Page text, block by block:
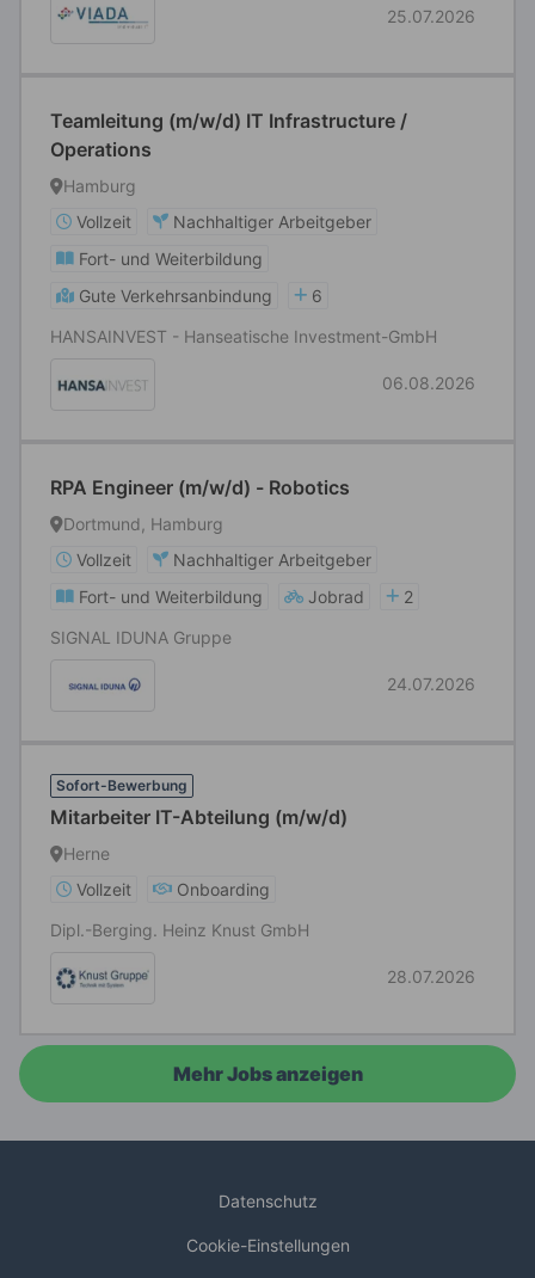
25.07.2026
Teamleitung (m/w/d) IT Infrastructure /
Operations
Hamburg
Vollzeit
Nachhaltiger Arbeitgeber
Fort- und Weiterbildung
Gute Verkehrsanbindung
6
HANSAINVEST - Hanseatische Investment-GmbH
06.08.2026
RPA Engineer (m/w/d) - Robotics
Dortmund, Hamburg
Vollzeit
Nachhaltiger Arbeitgeber
Fort- und Weiterbildung
Jobrad
2
SIGNAL IDUNA Gruppe
24.07.2026
Sofort-Bewerbung
Mitarbeiter IT-Abteilung (m/w/d)
Herne
Vollzeit
Onboarding
Dipl.-Berging. Heinz Knust GmbH
28.07.2026
Mehr Jobs anzeigen
Datenschutz
Cookie-Einstellungen